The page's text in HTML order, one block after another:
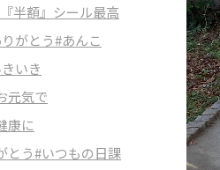
半額』シール最高
がとう#あんこ
いき
元気で
康に
とう#いつもの日課